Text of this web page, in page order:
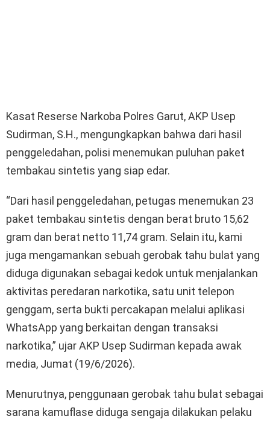
Kasat Reserse Narkoba Polres Garut, AKP Usep
Sudirman, S.H., mengungkapkan bahwa dari hasil
penggeledahan, polisi menemukan puluhan paket
tembakau sintetis yang siap edar.
“Dari hasil penggeledahan, petugas menemukan 23
paket tembakau sintetis dengan berat bruto 15,62
gram dan berat netto 11,74 gram. Selain itu, kami
juga mengamankan sebuah gerobak tahu bulat yang
diduga digunakan sebagai kedok untuk menjalankan
aktivitas peredaran narkotika, satu unit telepon
genggam, serta bukti percakapan melalui aplikasi
WhatsApp yang berkaitan dengan transaksi
narkotika,” ujar AKP Usep Sudirman kepada awak
media, Jumat (19/6/2026).
Menurutnya, penggunaan gerobak tahu bulat sebagai
sarana kamuflase diduga sengaja dilakukan pelaku